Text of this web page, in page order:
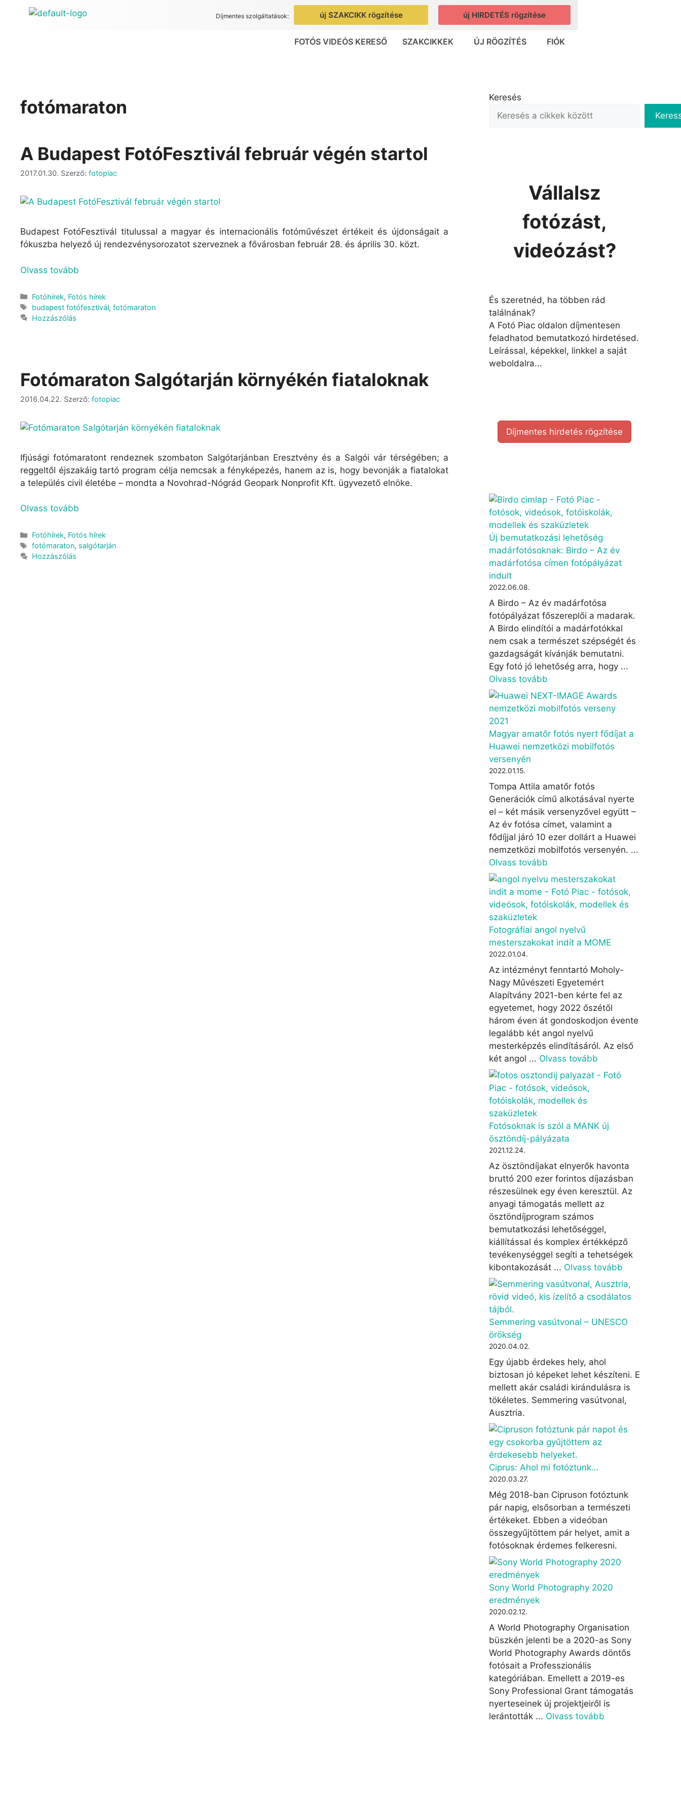
Díjmentes szolgáltatások: új SZAKCIKK rögzítése új HIRDETÉS rögzítése
FOTÓS VIDEÓS KERESŐ SZAKCIKKEK ÚJ RÖGZÍTÉS FIÓK
fotómaraton
A Budapest FotóFesztivál február végén startol
2017.01.30. Szerző: fotopiac
Budapest FotóFesztivál titulussal a magyar és internacionális fotóművészet értékeit és újdonságait a
fókuszba helyező új rendezvénysorozatot szerveznek a fővárosban február 28. és április 30. közt.
Olvass tovább
Fotóhírek, Fotós hírek
budapest fotófesztivál,fotómaraton
Hozzászólás
Fotómaraton Salgótarján környékén fiataloknak
2016.04.22. Szerző: fotopiac
Ifjúsági fotómaratont rendeznek szombaton Salgótarjánban Eresztvény és a Salgói vár térségében; a
reggeltől éjszakáig tartó program célja nemcsak a fényképezés, hanem az is, hogy bevonják a fiatalokat
a település civil életébe – mondta a Novohrad-Nógrád Geopark Nonprofit Kft. ügyvezető elnöke.
Olvass tovább
Fotóhírek, Fotós hírek
fotómaraton, salgótarján
Hozzászólás
Keresés
Vállalsz
fotózást,
videózást?
És szeretnéd, ha többen rád
találnának?
A Fotó Piac oldalon díjmentesen
feladhatod bemutatkozó hirdetésed.
Leírással, képekkel, linkkel a saját
weboldalra...
Díjmentes hirdetés rögzítése
Új bemutatkozási lehetőség
madárfotósoknak: Birdo – Az év
madárfotósa címen fotópályázat
indult
2022.06.08.
A Birdo – Az év madárfotósa
fotópályázat főszereplői a madarak.
A Birdo elindítói a madárfotókkal
nem csak a természet szépségét és
gazdagságát kívánják bemutatni.
Egy fotó jó lehetőség arra, hogy ...
Olvass tovább
Magyar amatőr fotós nyert fődíjat a
Huawei nemzetközi mobilfotós
versenyén
2022.01.15.
Tompa Attila amatőr fotós
Generációk című alkotásával nyerte
el – két másik versenyzővel együtt –
Az év fotósa címet, valamint a
fődíjjal járó 10 ezer dollárt a Huawei
nemzetközi mobilfotós versenyén. ...
Olvass tovább
Fotográfiai angol nyelvű
mesterszakokat indít a MOME
2022.01.04.
Az intézményt fenntartó Moholy-
Nagy Művészeti Egyetemért
Alapítvány 2021-ben kérte fel az
egyetemet, hogy 2022 őszétől
három éven át gondoskodjon évente
legalább két angol nyelvű
mesterképzés elindításáról. Az első
két angol ... Olvass tovább
Fotósoknak is szól a MANK új
ösztöndíj-pályázata
2021.12.24.
Az ösztöndíjakat elnyerők havonta
bruttó 200 ezer forintos díjazásban
részesülnek egy éven keresztül. Az
anyagi támogatás mellett az
ösztöndíjprogram számos
bemutatkozási lehetőséggel,
kiállítással és komplex értékképző
tevékenységgel segíti a tehetségek
kibontakozását ... Olvass tovább
Semmering vasútvonal – UNESCO
örökség
2020.04.02.
Egy újabb érdekes hely, ahol
biztosan jó képeket lehet készíteni. E
mellett akár családi kirándulásra is
tökéletes. Semmering vasútvonal,
Ausztria.
Ciprus: Ahol mi fotóztunk…
2020.03.27.
Még 2018-ban Cipruson fotóztunk
pár napig, elsősorban a természeti
értékeket. Ebben a videóban
összegyűjtöttem pár helyet, amit a
fotósoknak érdemes felkeresni.
Sony World Photography 2020
eredmények
2020.02.12.
A World Photography Organisation
büszkén jelenti be a 2020-as Sony
World Photography Awards döntős
fotósait a Professzionális
kategóriában. Emellett a 2019-es
Sony Professional Grant támogatás
nyerteseinek új projektjeiről is
lerántották ... Olvass tovább